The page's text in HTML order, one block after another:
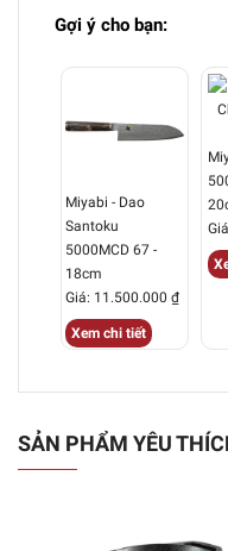
Gợi ý cho bạn:
Miyabi - Dao
Santoku
5000MCD 67 -
18cm
Giá: 11.500.000 ₫
Xem chi tiết
SẢN PHẨM YÊU